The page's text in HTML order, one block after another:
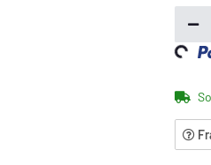
Loading...